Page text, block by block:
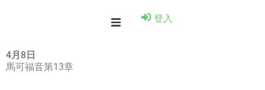
登入
4月8日
馬可福音第13章